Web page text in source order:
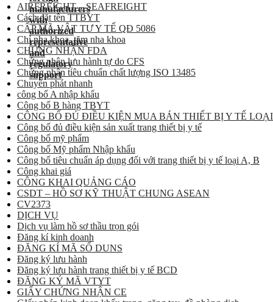
AIRFREIGHT – SEAFREIGHT
Cách đặt tên TTBYT
CẤP MÃ VẬT TƯ Y TẾ QĐ 5086
Chỉ nha khoa, tăm nha khoa
CHỨNG NHẬN FDA
Chứng nhận lưu hành tự do CFS
Chứng nhận tiêu chuẩn chất lượng ISO 13485
Chuyển phát nhanh
công bố A nhập khẩu
Công bố B hàng TBYT
CÔNG BỐ ĐỦ ĐIỀU KIỆN MUA BÁN THIẾT BỊ Y TẾ
Công bố đủ điều kiện sản xuất trang thiết bị y tế
Công bố mỹ phẩm
Công bố Mỹ phẩm Nhập khẩu
Công bố tiêu chuẩn áp dụng đối với trang thiết bị y tế loại A, B
Công khai giá
CÔNG KHAI QUẢNG CÁO
CSDT – HỒ SƠ KỸ THUẬT CHUNG ASEAN
CV2373
DỊCH VỤ
Dịch vụ làm hồ sơ thầu trọn gói
Đăng kí kinh doanh
ĐĂNG KÍ MÃ SỐ DUNS
Đăng ký lưu hành
Đăng ký lưu hành trang thiết bị y tế BCD
ĐĂNG KÝ MÃ VTYT
GIẤY CHỨNG NHẬN CE